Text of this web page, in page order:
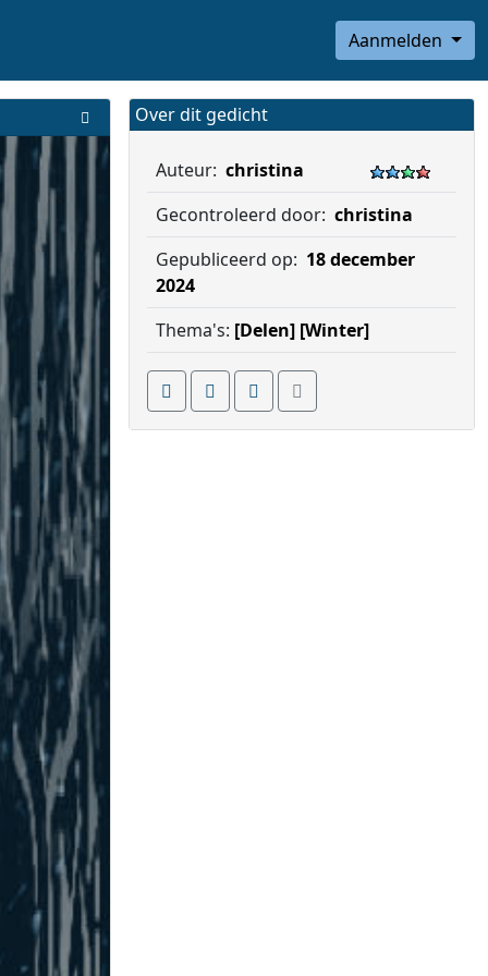
Aanmelden
Over dit gedicht
Auteur: christina
Gecontroleerd door: christina
Gepubliceerd op: 18 december
2024
Thema's: [Delen] [Winter]